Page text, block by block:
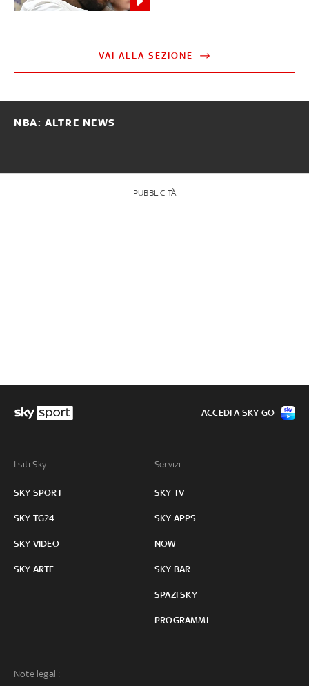
VAI ALLA SEZIONE
NBA: ALTRE NEWS
PUBBLICITÀ
I siti Sky:
SKY SPORT
SKY TG24
SKY VIDEO
SKY ARTE
Servizi:
SKY TV
SKY APPS
NOW
SKY BAR
SPAZI SKY
PROGRAMMI
Note legali:
ACCEDI A SKY GO